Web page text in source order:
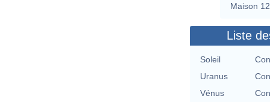
Maison 12
Liste
Soleil
Uranus
Vénus